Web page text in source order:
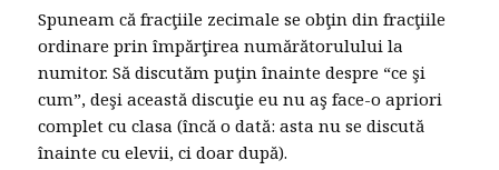
Spuneam că fracţiile zecimale se obţin din fracţiile
ordinare prin împărţirea numărătorulului la
numitor. Să discutăm puţin înainte despre “ce şi
cum”, deşi această discuţie eu nu aş face-o apriori
complet cu clasa (încă o dată: asta nu se discută
înainte cu elevii, ci doar după).